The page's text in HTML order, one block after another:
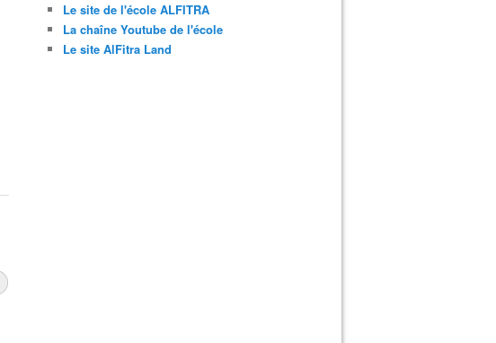
Le site de l'école ALFITRA
La chaîne Youtube de l'école
Le site AlFitra Land